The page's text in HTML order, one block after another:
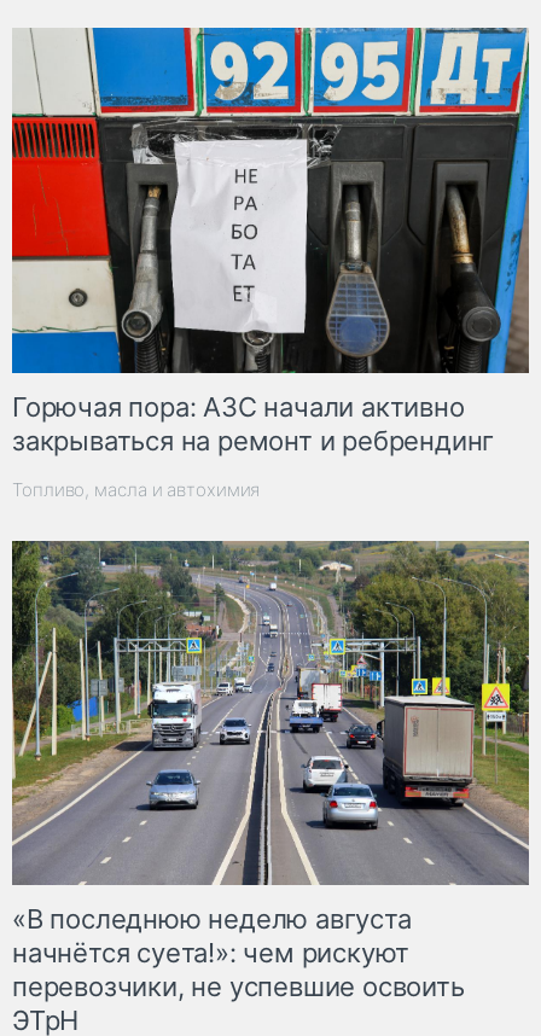
Горючая пора: АЗС начали активно
закрываться на ремонт и ребрендинг
Топливо, масла и автохимия
«В последнюю неделю августа
начнётся суета!»: чем рискуют
перевозчики, не успевшие освоить
ЭТрН